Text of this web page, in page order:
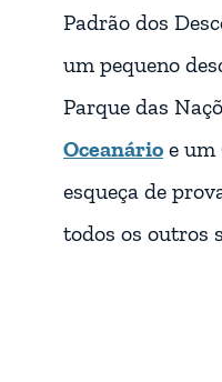
Padrão dos
um pequeno
Parque das
Oceanário e um
esqueça de
todos os outros